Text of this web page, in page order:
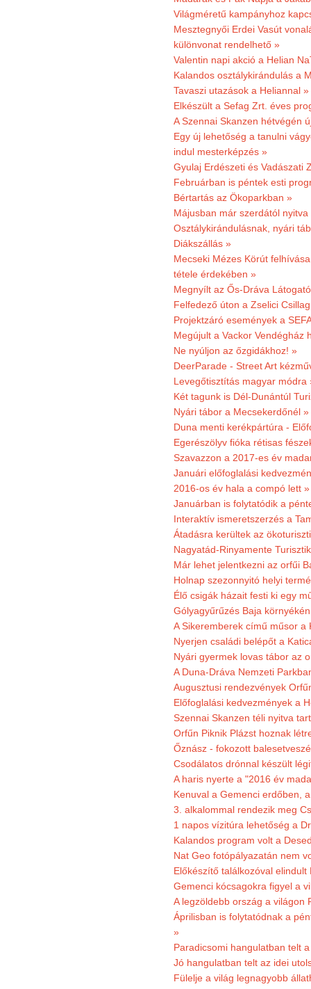
Világméretű kampányhoz
Mesztegnyői Erdei Vasút
különvonat rendelhető »
Valentin napi akció a Helian
Kalandos osztálykirándulás a
Tavaszi utazások a Heliannal »
Elkészült a Sefag Zrt. éves
A Szennai Skanzen hétvégén
Egy új lehetőség a tanulni
indul mesterképzés »
Gyulaj Erdészeti és Vadászati
Februárban is péntek esti
Bértartás az Ökoparkban »
Májusban már szerdától
Osztálykirándulásnak, nyári
Diákszállás »
Mecseki Mézes Körút
tétele érdekében »
Megnyílt az Ős-Dráva
Felfedező úton a Zselici
Projektzáró események a
Megújult a Vackor Vendégház
Ne nyúljon az őzgidákhoz! »
DeerParade - Street Art
Levegőtisztítás magyar módra
Két tagunk is Dél-Dunántúl
Nyári tábor a Mecsekerdőnél »
Duna menti kerékpártúra -
Egerészölyv fióka rétisas
Szavazzon a 2017-es év
Januári előfoglalási
2016-os év hala a compó lett »
Januárban is folytatódik a
Interaktív ismeretszerzés a
Átadásra kerültek az
Nagyatád-Rinyamente
Már lehet jelentkezni az orfűi
Holnap szezonnyitó helyi
Élő csigák házait festi ki egy
Gólyagyűrűzés Baja
A Sikeremberek című műsor a
Nyerjen családi belépőt a
Nyári gyermek lovas tábor az
A Duna-Dráva Nemzeti
Augusztusi rendezvények
Előfoglalási kedvezmények a
Szennai Skanzen téli nyitva
Orfűn Piknik Plázst hoznak
Őznász - fokozott
Csodálatos drónnal készült
A haris nyerte a "2016 év
Kenuval a Gemenci erdőben,
3. alkalommal rendezik meg
1 napos vízitúra lehetőség a
Kalandos program volt a
Nat Geo fotópályazatán nem
Előkészítő találkozóval
Gemenci kócsagokra figyel a
A legzöldebb ország a világon
Áprilisban is folytatódnak a
»
Paradicsomi hangulatban telt
Jó hangulatban telt az idei
Fülelje a világ legnagyobb